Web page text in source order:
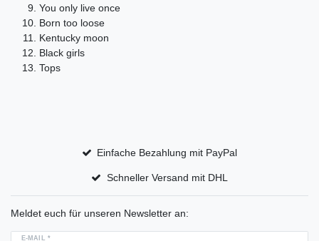
You only live once
Born too loose
Kentucky moon
Black girls
Tops
Einfache Bezahlung mit PayPal
Schneller Versand mit DHL
Meldet euch für unseren Newsletter an:
E-MAIL *